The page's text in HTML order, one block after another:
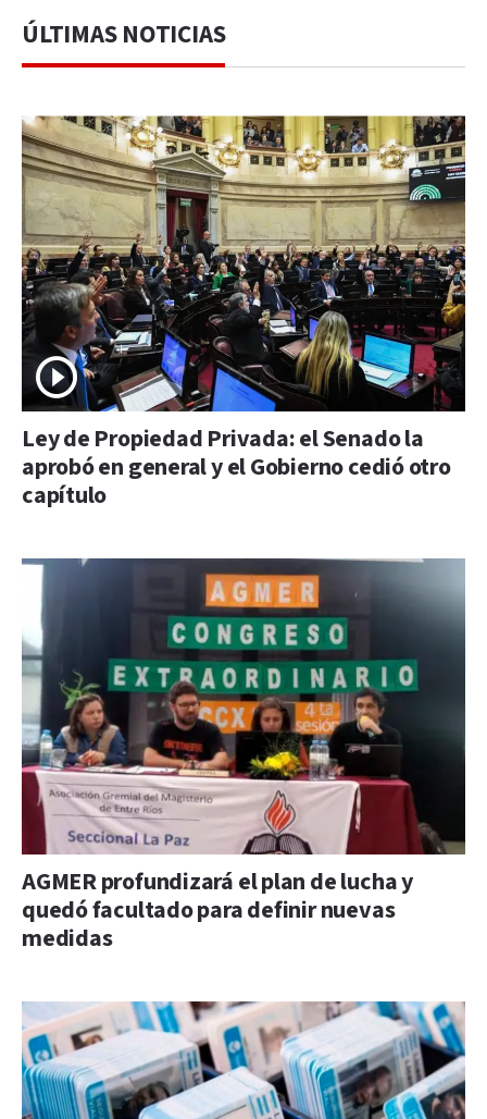
ÚLTIMAS NOTICIAS
Ley de Propiedad Privada: el Senado la
aprobó en general y el Gobierno cedió otro
capítulo
AGMER profundizará el plan de lucha y
quedó facultado para definir nuevas
medidas